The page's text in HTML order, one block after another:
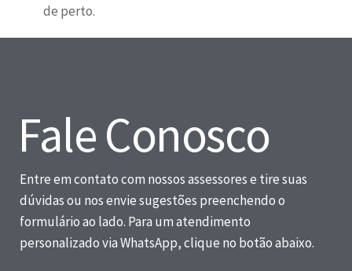
de perto.
Fale Conosco
Entre em contato com nossos assessores e tire suas
dúvidas ou nos envie sugestões preenchendo o
formulário ao lado. Para um atendimento
personalizado via WhatsApp, clique no botão abaixo.